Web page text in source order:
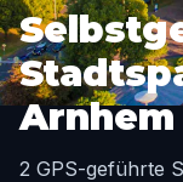
Arnhem
2 GPS-geführte